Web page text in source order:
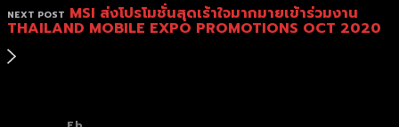
NEXT POST MSI ส่งโปรโมชั่นสุดเร้าใจมากมายเข้าร่วมงาน
THAILAND MOBILE EXPO PROMOTIONS OCT 2020